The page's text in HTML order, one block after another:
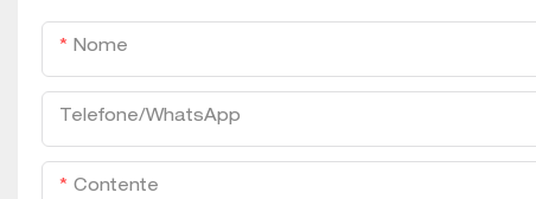
Nome
Telefone/WhatsApp
Contente